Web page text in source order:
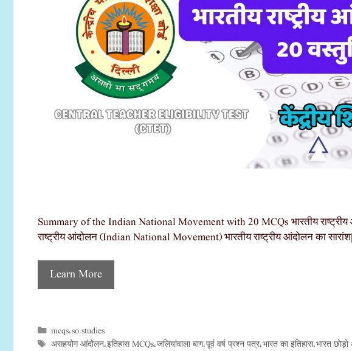
Summary of the Indian National Movement with 20 MCQs भारतीय राष्ट्रीय
राष्ट्रीय आंदोलन (Indian National Movement) भारतीय राष्ट्रीय आंदोलन का
Learn More
Categories
mcqs, so.studies
Tags
असहयोग आंदोलन, इतिहास MCQs, जलियांवाला बाग, पूर्व वर्ष प्रश्न पत्र, भारत का इतिहास, भारत